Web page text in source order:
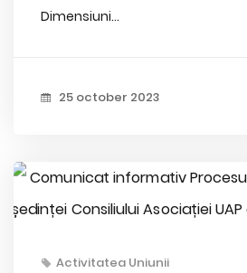
Dimensiuni...
25 october 2023
Activitatea Uniunii